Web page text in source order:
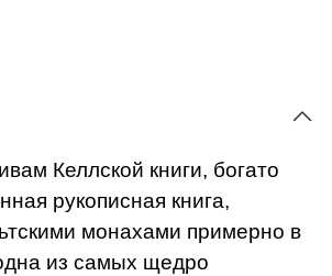
Келлской книги, богато
рукописная книга,
монахами примерно в
из самых щедро